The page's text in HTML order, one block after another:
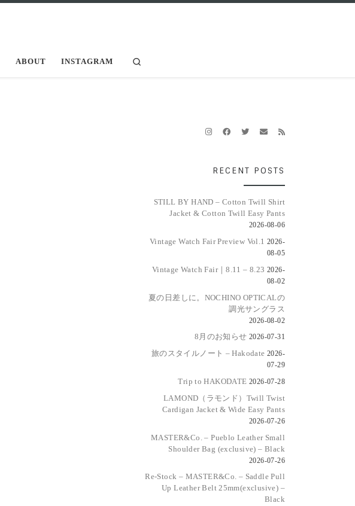
ABOUT INSTAGRAM
RECENT POSTS
STILL BY HAND – Cotton Twill Shirt
Jacket & Cotton Twill Easy Pants
2026-08-06
Vintage Watch Fair Preview Vol.1 2026-
08-05
Vintage Watch Fair｜8.11 – 8.23 2026-
08-02
夏の日差しに。NOCHINO OPTICALの
調光サングラス
2026-08-02
8月のお知らせ 2026-07-31
旅のスタイルノート – Hakodate 2026-
07-29
Trip to HAKODATE 2026-07-28
LAMOND（ラモンド）Twill Twist
Cardigan Jacket & Wide Easy Pants
2026-07-26
MASTER&Co. – Pueblo Leather Small
Shoulder Bag (exclusive) – Black
2026-07-26
Re-Stock – MASTER&Co. – Saddle Pull
Up Leather Belt 25mm(exclusive) –
Black